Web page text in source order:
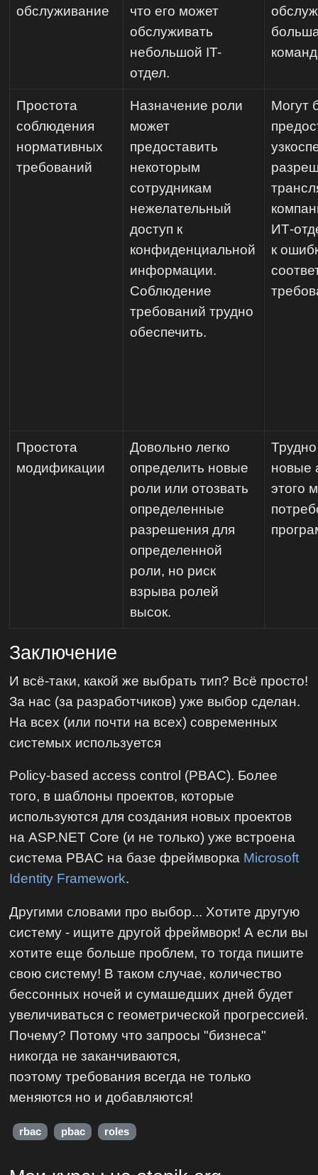
обслуживание
что его может
обслуживать
небольшой IT-
отдел.
Простота
соблюдения
нормативных
требований
Назначение роли
может
предоставить
некоторым
сотрудникам
нежелательный
доступ к
конфиденциальной
информации.
Соблюдение
требований трудно
обеспечить.
Могут
ИТ-
к
Простота
модификации
Довольно легко
определить новые
роли или отозвать
определенные
разрешения для
определенной
роли, но риск
взрыва ролей
высок.
новые
этого
Заключение
И всё-таки, какой же выбрать тип? Всё просто!
За нас (за разработчиков) уже выбор сделан.
На всех (или почти на всех) современных
системых используется
Policy-based access control (PBAC). Более
того, в шаблоны проектов, которые
используются для создания новых проектов
на ASP.NET Core (и не только) уже встроена
система PBAC на базе фреймворка Microsoft
Identity Framework.
Другими словами про выбор... Хотите другую
систему - ищите другой фреймворк! А если вы
хотите еще больше проблем, то тогда пишите
свою систему! В таком случае, количество
бессонных ночей и сумашедших дней будет
увеличиваться с геометрической прогрессией.
Почему? Потому что запросы "бизнеса"
никогда не заканчиваются,
поэтому требования всегда не только
меняются но и добавляются!
rbac pbac roles